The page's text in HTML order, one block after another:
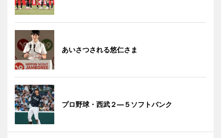
あいさつされる悠仁さま
プロ野球・西武２―５ソフトバンク